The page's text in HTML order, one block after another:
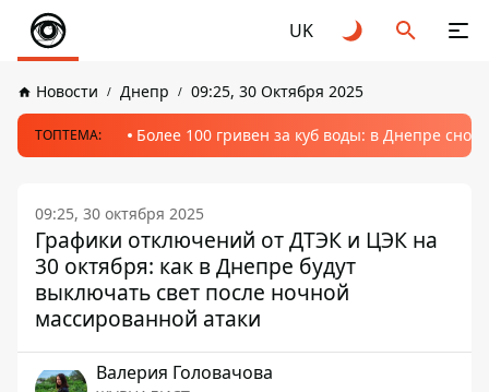
UK
Новости Днепр 09:25, 30 Октября 2025
ТОПТЕМА: Более 100 гривен за куб воды: в Днепре
09:25, 30 октября 2025
Графики отключений от ДТЭК и ЦЭК на
30 октября: как в Днепре будут
выключать свет после ночной
массированной атаки
Валерия Головачова